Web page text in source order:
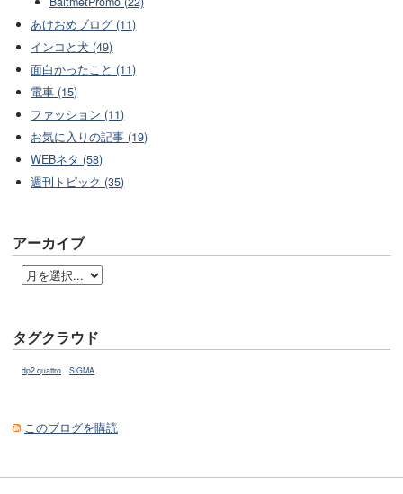
あけおめブログ (11)
インコと犬 (49)
面白かったこと (11)
電車 (15)
ファッション (11)
お気に入りの記事 (19)
WEBネタ (58)
週刊トピック (35)
アーカイブ
タグクラウド
dp2 quattro SIGMA
このブログを購読